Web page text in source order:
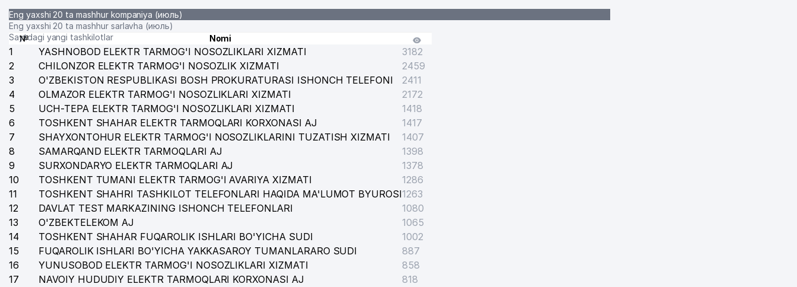
Eng yaxshi 20 ta mashhur kompaniya (июль)
Eng yaxshi 20 ta mashhur sarlavha (июль)
Saytdagi yangi tashkilotlar
№ Nomi
1 YASHNOBOD ELEKTR TARMOG'I NOSOZLIKLARI XIZMATI
3182
2
CHILONZOR ELEKTR TARMOG'I NOSOZLIK XIZMATI
2459
3
O'ZBEKISTON RESPUBLIKASI BOSH PROKURATURASI ISHONCH TELEFONI
2411
4
OLMAZOR ELEKTR TARMOG'I NOSOZLIKLARI XIZMATI
2172
5
UCH-TEPA ELEKTR TARMOG'I NOSOZLIKLARI XIZMATI
1418
6
TOSHKENT SHAHAR ELEKTR TARMOQLARI KORXONASI AJ
1417
7
SHAYXONTOHUR ELEKTR TARMOG'I NOSOZLIKLARINI TUZATISH XIZMATI
1407
8
SAMARQAND ELEKTR TARMOQLARI AJ
1398
9
SURXONDARYO ELEKTR TARMOQLARI AJ
1378
10
TOSHKENT TUMANI ELEKTR TARMOG'I AVARIYA XIZMATI
1286
11
TOSHKENT SHAHRI TASHKILOT TELEFONLARI HAQIDA MA'LUMOT BYUROSI1263
12
DAVLAT TEST MARKAZINING ISHONCH TELEFONLARI
1080
13
O'ZBEKTELEKOM AJ
1065
14
TOSHKENT SHAHAR FUQAROLIK ISHLARI BO'YICHA SUDI
1002
15
FUQAROLIK ISHLARI BO'YICHA YAKKASAROY TUMANLARARO SUDI
887
16
YUNUSOBOD ELEKTR TARMOG'I NOSOZLIKLARI XIZMATI
858
17
NAVOIY HUDUDIY ELEKTR TARMOQLARI KORXONASI AJ
818